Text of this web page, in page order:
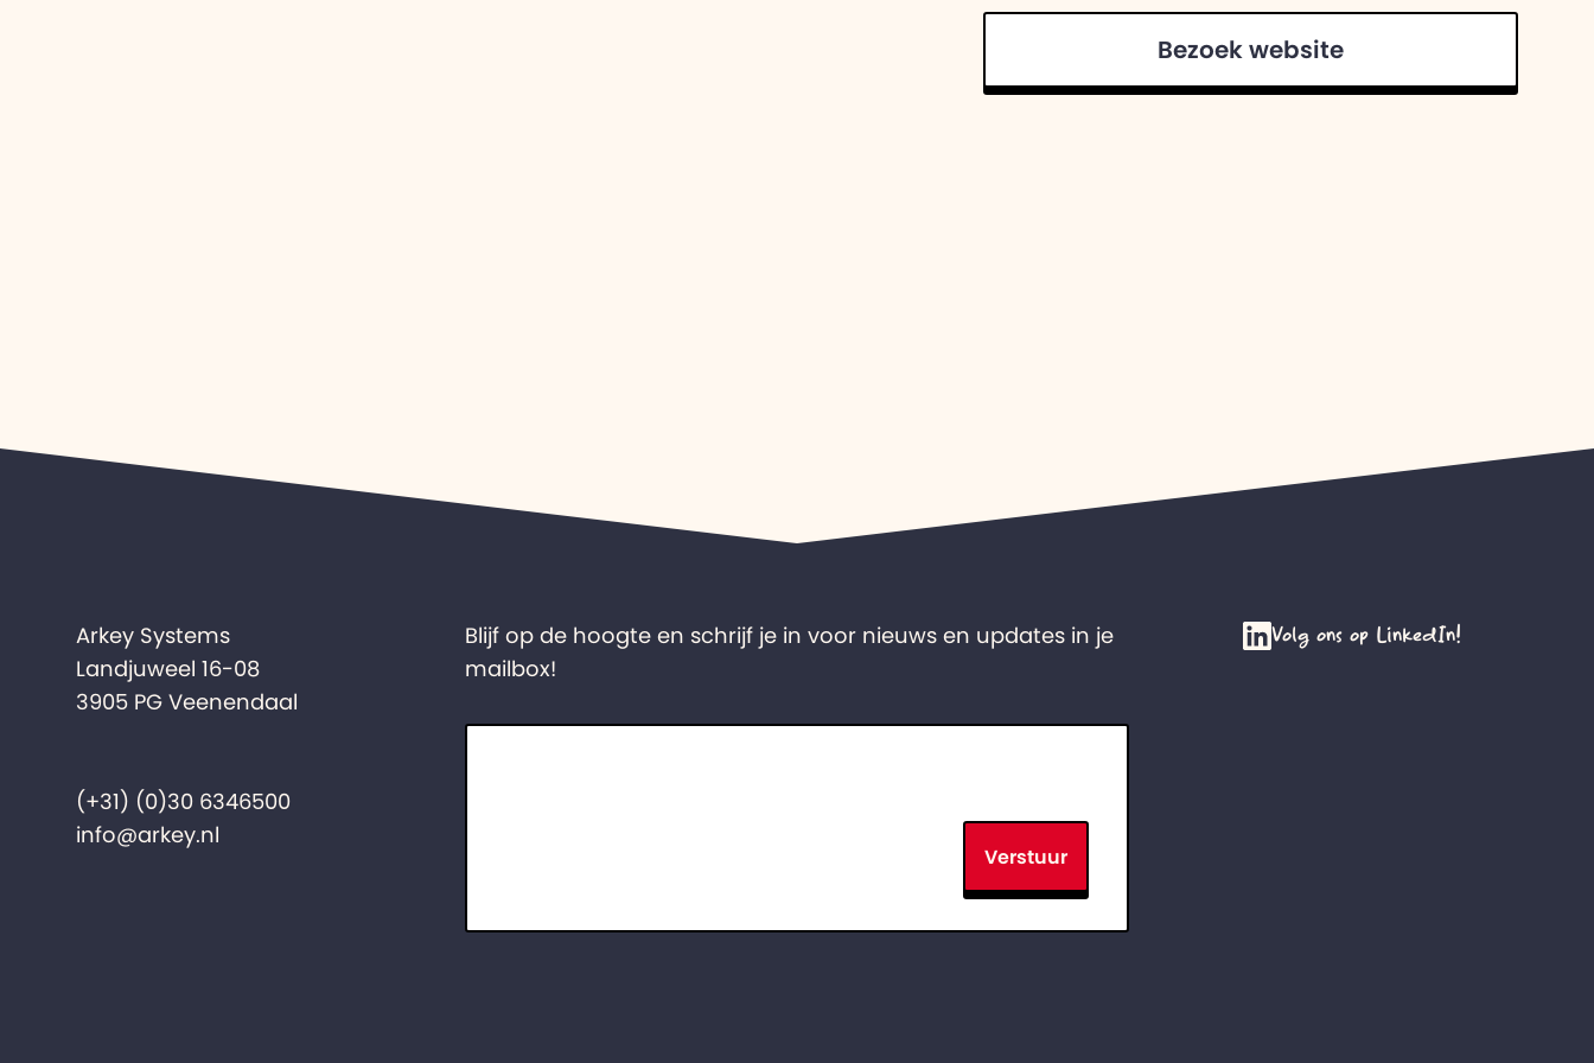
Bezoek website
Arkey Systems
Landjuweel 16-08
3905 PG Veenendaal
(+31) (0)30 6346500
info@arkey.nl
Blijf op de hoogte en schrijf je in voor nieuws en updates in je
mailbox!
Verstuur
Volg ons op LinkedIn!